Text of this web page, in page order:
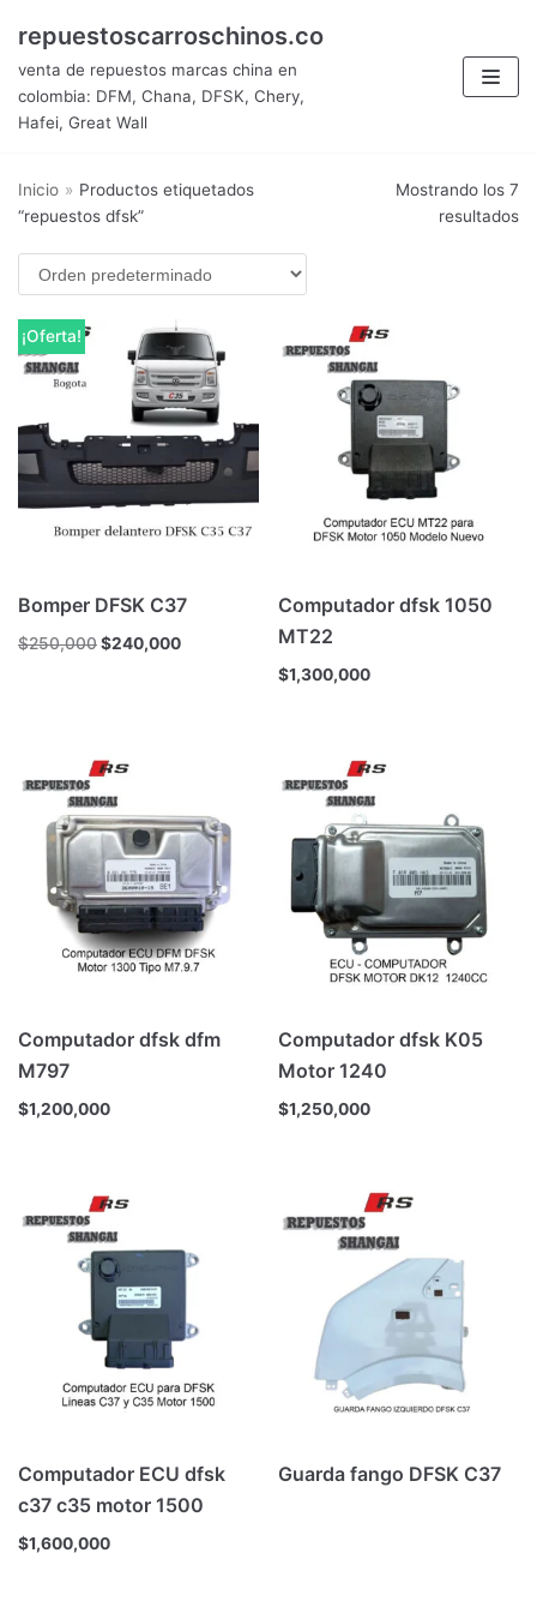
Saltar
contenido
repuestoscarroschinos.co
venta de repuestos marcas china en
colombia: DFM, Chana, DFSK, Chery,
Hafei, Great Wall
Inicio » Productos etiquetados
“repuestos dfsk”
Mostrando los 7
resultados
¡Oferta!
Bomper DFSK C37
$250,000$240,000
Computador dfsk 1050
MT22
$1,300,000
Computador dfsk dfm
M797
$1,200,000
Computador dfsk K05
Motor 1240
$1,250,000
Computador ECU dfsk
c37 c35 motor 1500
$1,600,000
Guarda fango DFSK C37